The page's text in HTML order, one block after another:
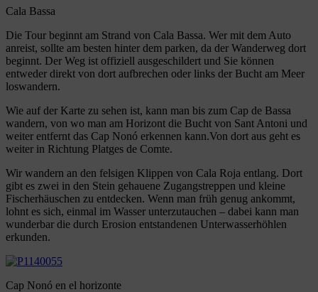
Cala Bassa
Die Tour beginnt am Strand von Cala Bassa. Wer mit dem Auto
anreist, sollte am besten hinter dem parken, da der Wanderweg dort
beginnt. Der Weg ist offiziell ausgeschildert und Sie können
entweder direkt von dort aufbrechen oder links der Bucht am Meer
loswandern.
Wie auf der Karte zu sehen ist, kann man bis zum Cap de Bassa
wandern, von wo man am Horizont die Bucht von Sant Antoni und
weiter entfernt das Cap Nonó erkennen kann.Von dort aus geht es
weiter in Richtung Platges de Comte.
Wir wandern an den felsigen Klippen von Cala Roja entlang. Dort
gibt es zwei in den Stein gehauene Zugangstreppen und kleine
Fischerhäuschen zu entdecken. Wenn man früh genug ankommt,
lohnt es sich, einmal im Wasser unterzutauchen – dabei kann man
wunderbar die durch Erosion entstandenen Unterwasserhöhlen
erkunden.
Cap Nonó en el horizonte